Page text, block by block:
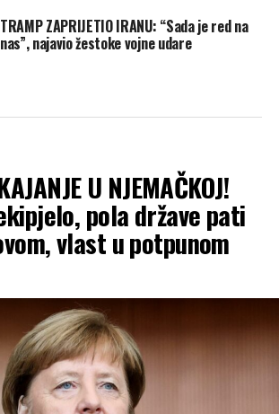
TRAMP ZAPRIJETIO IRANU: “Sada je red na
nas”, najavio žestoke vojne udare
U NJEMAČKOJ!
pola države pati
vlast u potpunom